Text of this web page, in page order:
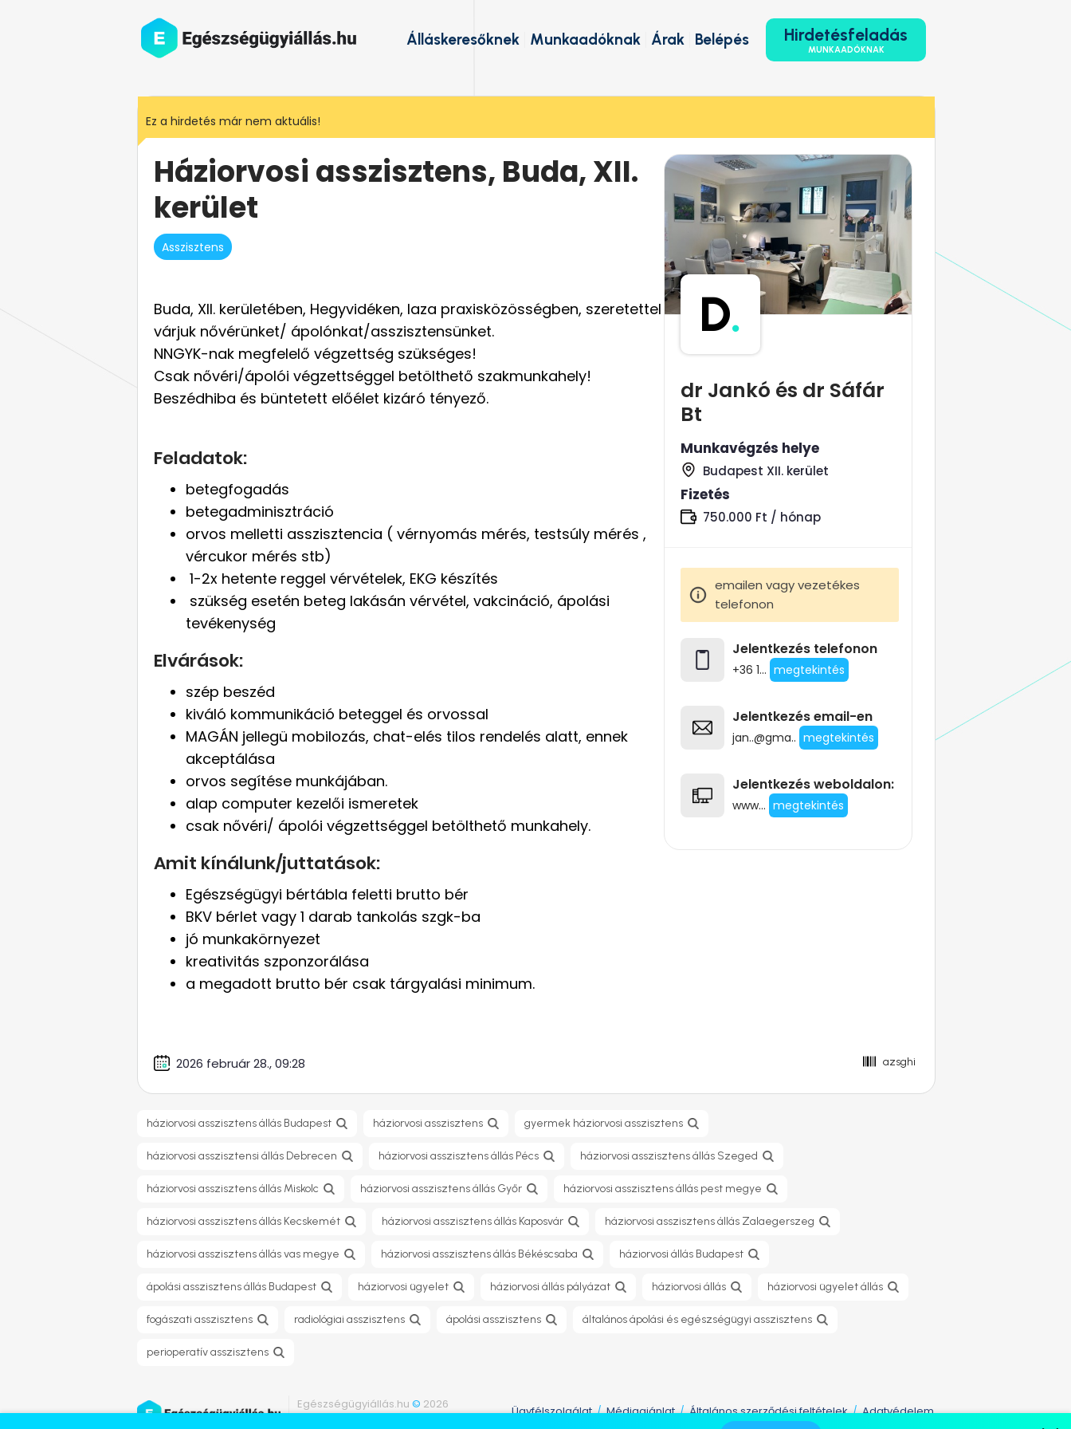
Hirdetésfeladás
MUNKAADÓKNAK
Belépés
Árak
Munkaadóknak
Álláskeresőknek
Ez a hirdetés már nem aktuális!
Háziorvosi asszisztens, Buda, XII.
kerület
Asszisztens
Buda, XII. kerületében, Hegyvidéken, laza praxisközösségben, szeretettel
várjuk nővérünket/ ápolónkat/asszisztensünket.
NNGYK-nak megfelelő végzettség szükséges!
Csak nővéri/ápolói végzettséggel betölthető szakmunkahely!
Beszédhiba és büntetett előélet kizáró tényező.
Feladatok:
betegfogadás
betegadminisztráció
orvos melletti asszisztencia ( vérnyomás mérés, testsúly mérés ,
vércukor mérés stb)
1-2x hetente reggel vérvételek, EKG készítés
szükség esetén beteg lakásán vérvétel, vakcináció, ápolási
tevékenység
Elvárások:
szép beszéd
kiváló kommunikáció beteggel és orvossal
MAGÁN jellegü mobilozás, chat-elés tilos rendelés alatt, ennek
akceptálása
orvos segítése munkájában.
alap computer kezelői ismeretek
csak nővéri/ ápolói végzettséggel betölthető munkahely.
Amit kínálunk/juttatások:
Egészségügyi bértábla feletti brutto bér
BKV bérlet vagy 1 darab tankolás szgk-ba
jó munkakörnyezet
kreativitás szponzorálása
a megadott brutto bér csak tárgyalási minimum.
D.
dr Jankó és dr Sáfár
Bt
Munkavégzés helye
Budapest XII. kerület
Fizetés
750.000 Ft / hónap
emailen vagy vezetékes
telefonon
Jelentkezés telefonon
+36 1... megtekintés
Jelentkezés email-en
jan..@gma.. megtekintés
Jelentkezés weboldalon:
www... megtekintés
2026 február 28., 09:28 azsghi
háziorvosi asszisztens állás Budapest háziorvosi asszisztens gyermek háziorvosi asszisztens
háziorvosi asszisztensi állás Debrecen háziorvosi asszisztens állás Pécs háziorvosi asszisztens állás Szeged
háziorvosi asszisztens állás Miskolc háziorvosi asszisztens állás Győr háziorvosi asszisztens állás pest megye
háziorvosi asszisztens állás Kecskemét háziorvosi asszisztens állás Kaposvár háziorvosi asszisztens állás Zalaegerszeg
háziorvosi asszisztens állás vas megye háziorvosi asszisztens állás Békéscsaba háziorvosi állás Budapest
ápolási asszisztens állás Budapest háziorvosi ügyelet háziorvosi állás pályázat háziorvosi állás háziorvosi ügyelet állás
fogászati asszisztens radiológiai asszisztens ápolási asszisztens általános ápolási és egészségügyi asszisztens
perioperatív asszisztens
Egészségügyiállás.hu © 2026
Ügyfélszolgálat/Médiaajánlat/Általános szerződési feltételek/Adatvédelem